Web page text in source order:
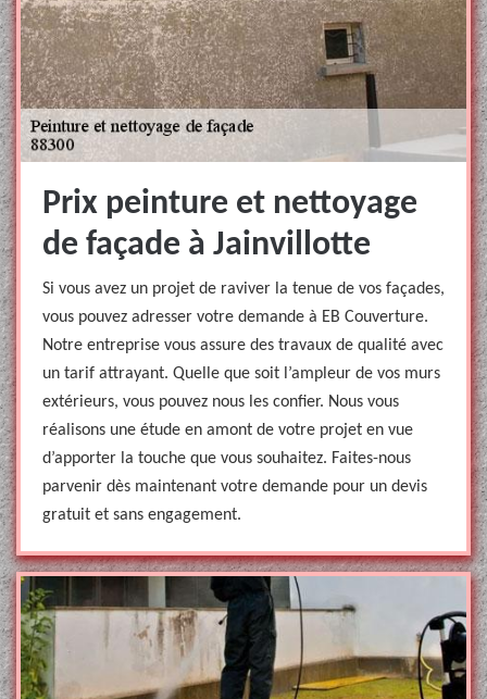
Prix peinture et nettoyage
de façade à Jainvillotte
Si vous avez un projet de raviver la tenue de vos façades,
vous pouvez adresser votre demande à EB Couverture.
Notre entreprise vous assure des travaux de qualité avec
un tarif attrayant. Quelle que soit l’ampleur de vos murs
extérieurs, vous pouvez nous les confier. Nous vous
réalisons une étude en amont de votre projet en vue
d’apporter la touche que vous souhaitez. Faites-nous
parvenir dès maintenant votre demande pour un devis
gratuit et sans engagement.